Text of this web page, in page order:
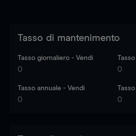
Tasso di mantenimento
Tasso giornaliero - Vendi
0 0
Tasso annuale - Vendi
0 0